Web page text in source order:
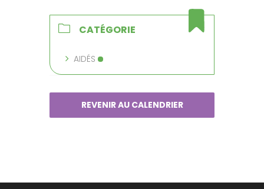
CATÉGORIE
AIDÉS
REVENIR AU CALENDRIER